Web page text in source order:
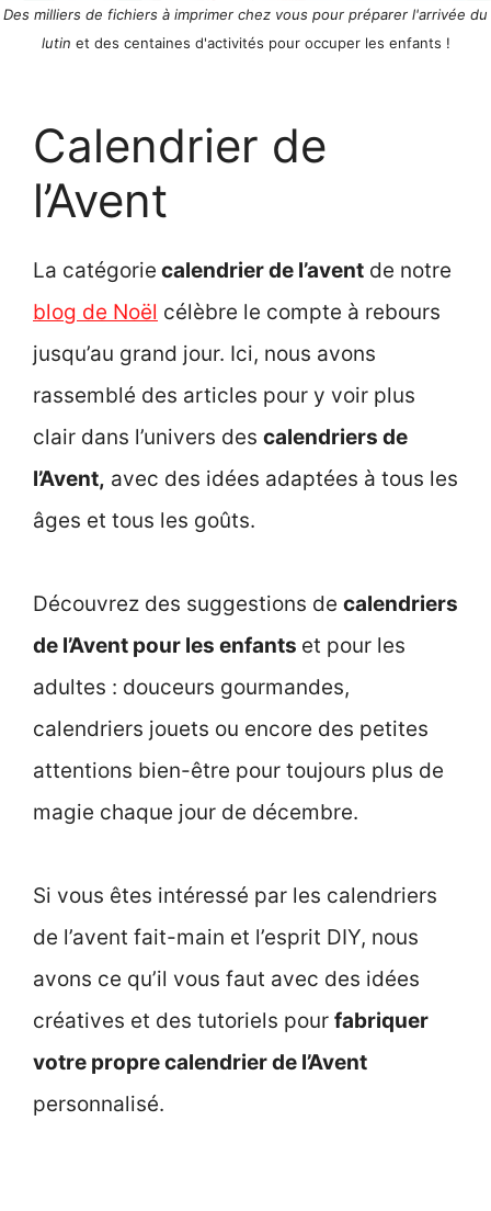
Des milliers de fichiers à imprimer chez vous pour préparer l'arrivée du
lutin et des centaines d'activités pour occuper les enfants !
Calendrier de
l’Avent
La catégorie calendrier de l’avent de notre
blog de Noël célèbre le compte à rebours
jusqu’au grand jour. Ici, nous avons
rassemblé des articles pour y voir plus
clair dans l’univers des calendriers de
l’Avent, avec des idées adaptées à tous les
âges et tous les goûts.
Découvrez des suggestions de calendriers
de l’Avent pour les enfants et pour les
adultes : douceurs gourmandes,
calendriers jouets ou encore des petites
attentions bien-être pour toujours plus de
magie chaque jour de décembre.
Si vous êtes intéressé par les calendriers
de l’avent fait-main et l’esprit DIY, nous
avons ce qu’il vous faut avec des idées
créatives et des tutoriels pour fabriquer
votre propre calendrier de l’Avent
personnalisé.